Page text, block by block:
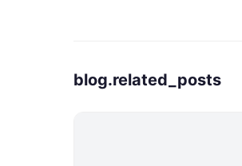
blog.related_posts